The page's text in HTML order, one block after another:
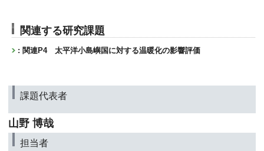
関連する研究課題
: 関連P4 太平洋小島嶼国に対する温暖化の影響評価
課題代表者
山野 博哉
担当者